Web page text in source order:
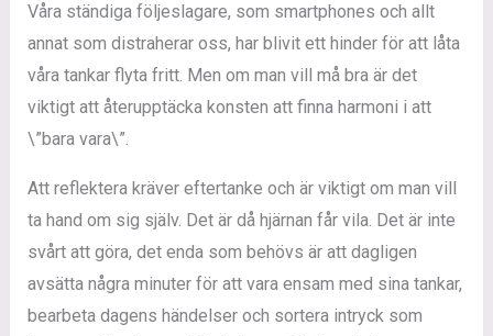
Våra ständiga följeslagare, som smartphones och allt
annat som distraherar oss, har blivit ett hinder för att låta
våra tankar flyta fritt. Men om man vill må bra är det
viktigt att återupptäcka konsten att finna harmoni i att
\”bara vara\”.
Att reflektera kräver eftertanke och är viktigt om man vill
ta hand om sig själv. Det är då hjärnan får vila. Det är inte
svårt att göra, det enda som behövs är att dagligen
avsätta några minuter för att vara ensam med sina tankar,
bearbeta dagens händelser och sortera intryck som